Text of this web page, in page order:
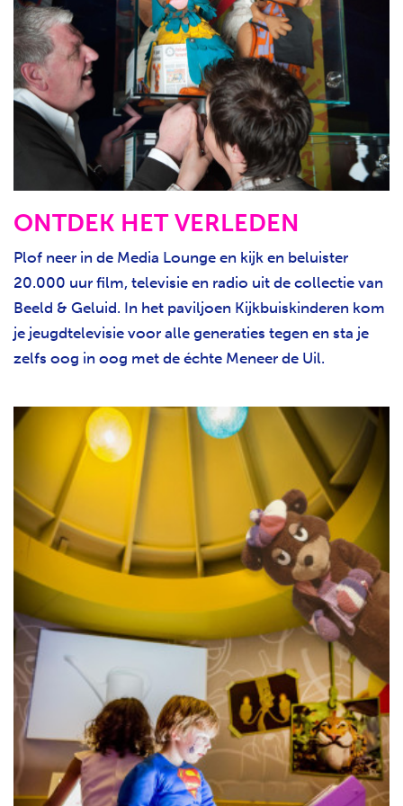
ONTDEK HET VERLEDEN
Plof neer in de Media Lounge en kijk en beluister
20.000 uur film, televisie en radio uit de collectie van
Beeld & Geluid. In het paviljoen Kijkbuiskinderen kom
je jeugdtelevisie voor alle generaties tegen en sta je
zelfs oog in oog met de échte Meneer de Uil.